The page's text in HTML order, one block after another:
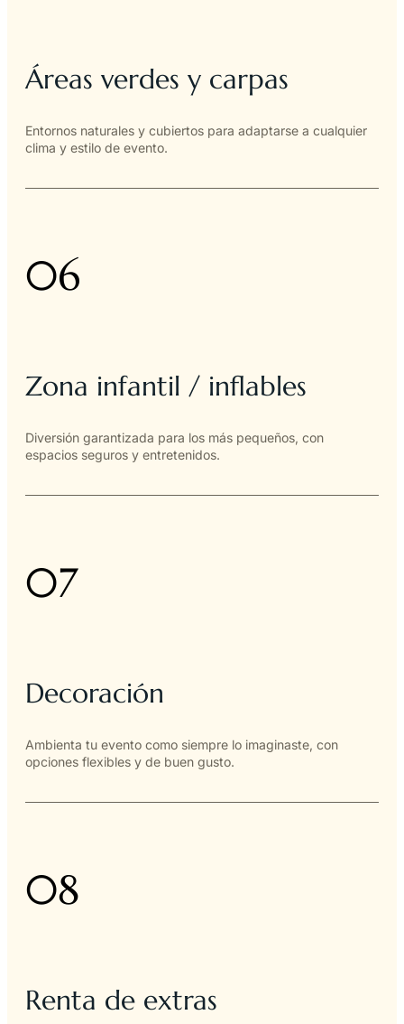
Áreas verdes y carpas
Entornos naturales y cubiertos para adaptarse a cualquier
clima y estilo de evento.
06
Zona infantil / inflables
Diversión garantizada para los más pequeños, con
espacios seguros y entretenidos.
07
Decoración
Ambienta tu evento como siempre lo imaginaste, con
opciones flexibles y de buen gusto.
08
Renta de extras